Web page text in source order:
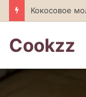
Cookzz